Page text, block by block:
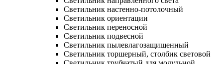
Светильник настенно-потолочный
Светильник ориентации
Светильник переносной
Светильник подвесной
Светильник пылевлагозащищенный
Светильник торшерный, столбик световой